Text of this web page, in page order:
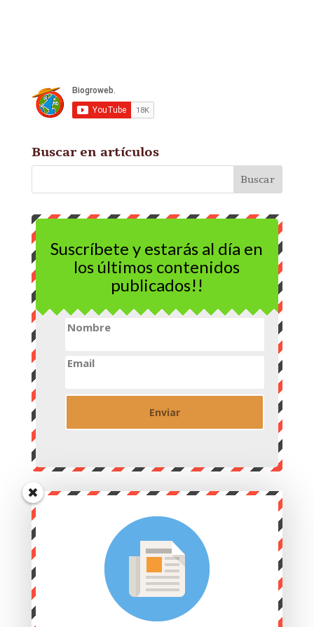
Buscar en artículos
Suscríbete y estarás al día en
los últimos contenidos
publicados!!
Nombre
Email